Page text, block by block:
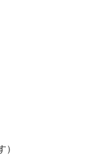
）